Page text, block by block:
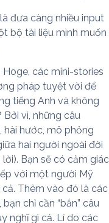
đưa càng nhiều input
bộ tài liệu mình muốn
Hoge, các mini-stories
pháp tuyệt vời để
tiếng Anh và không
Bởi vì, những câu
hài hước, mô phỏng
hai người ngoài đời
Bạn sẽ có cảm giác
với một người Mỹ
Thêm vào đó là các
chỉ cần “bắn” câu
nghĩ gì cả. Lí do các